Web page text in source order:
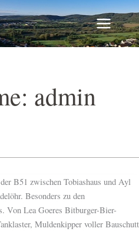
admin
B51 zwischen Tobiashaus und Ayl
Besonders zu den
Von Lea Goeres Bitburger-Bier-
Muldenkipper voller Bauschutt